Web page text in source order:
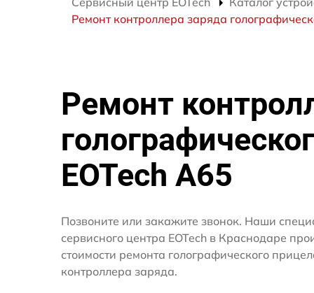
Ремонт контроллера заряда
Ремонт
EOTech A65
Позвоните или закажите звонок. Наши
сервисного центра EOTech в Краснодаре
стоимости ремонта голографического
контроллера заряда.